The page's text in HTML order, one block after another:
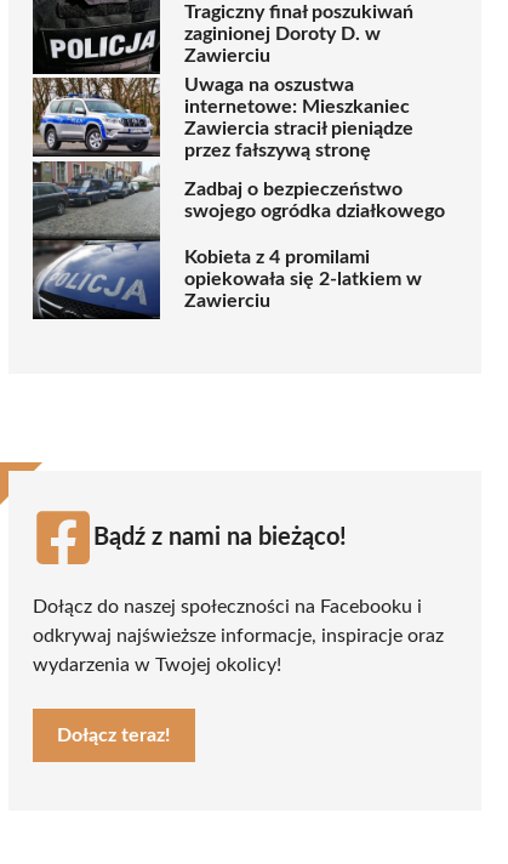
Tragiczny finał poszukiwań
zaginionej Doroty D. w
Zawierciu
Uwaga na oszustwa
internetowe: Mieszkaniec
Zawiercia stracił pieniądze
przez fałszywą stronę
Zadbaj o bezpieczeństwo
swojego ogródka działkowego
Kobieta z 4 promilami
opiekowała się 2-latkiem w
Zawierciu
Bądź z nami na bieżąco!
Dołącz do naszej społeczności na Facebooku i
odkrywaj najświeższe informacje, inspiracje oraz
wydarzenia w Twojej okolicy!
Dołącz teraz!